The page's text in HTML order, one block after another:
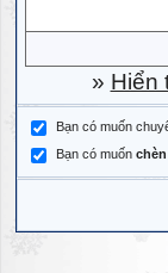
» Hiển
Bạn có muốn
Bạn có muốn